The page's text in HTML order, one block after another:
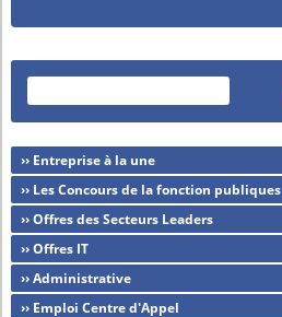
›› Entreprise à la une
›› Les Concours de la fonction publiques
›› Offres des Secteurs Leaders
›› Offres IT
›› Administrative
›› Emploi Centre d'Appel